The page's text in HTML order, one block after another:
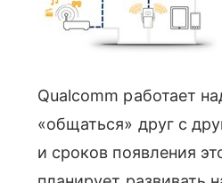
Qualcomm работает
«общаться» друг с
и сроков появления